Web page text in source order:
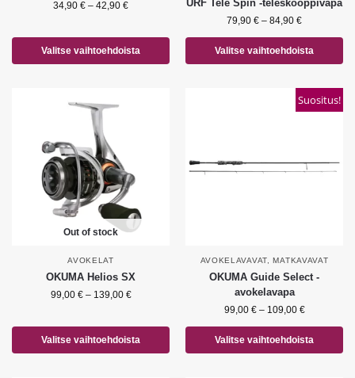
34,90 € – 42,90 €
Valitse vaihtoehdoista
URF Tele Spin -teleskooppivapa
79,90 € – 84,90 €
Valitse vaihtoehdoista
Out of stock
AVOKELAT
OKUMA Helios SX
99,00 € – 139,00 €
Valitse vaihtoehdoista
Suositus!
AVOKELAVAVAT ,MATKAVAVAT
OKUMA Guide Select -
avokelavapa
99,00 € – 109,00 €
Valitse vaihtoehdoista